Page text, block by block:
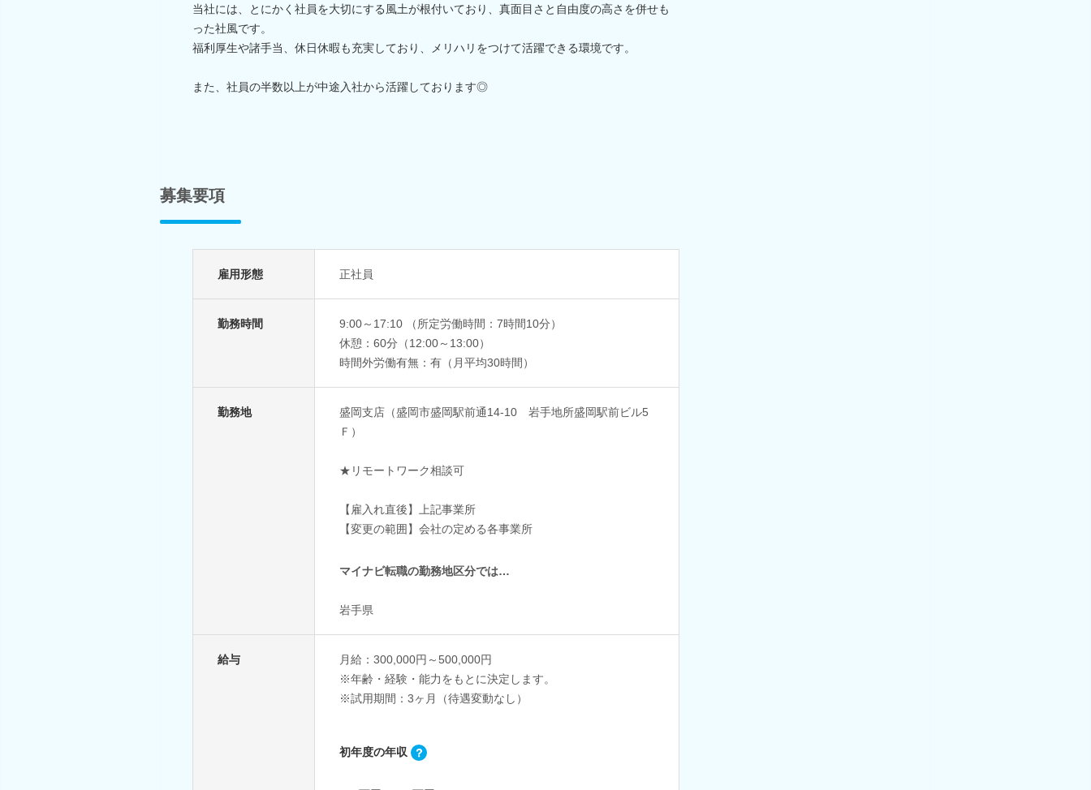
当社には、とにかく社員を大切にする風土が根付いており、真面目さと自由度の高さを併せも
った社風です。
福利厚生や諸手当、休日休暇も充実しており、メリハリをつけて活躍できる環境です。
また、社員の半数以上が中途入社から活躍しております◎
募集要項
雇用形態 正社員
勤務時間
9:00～17:10 （所定労働時間：7時間10分）
休憩：60分（12:00～13:00）
時間外労働有無：有（月平均30時間）
勤務地
盛岡支店（盛岡市盛岡駅前通14-10 岩手地所盛岡駅前ビル5
Ｆ）
★リモートワーク相談可
【雇入れ直後】上記事業所
【変更の範囲】会社の定める各事業所
マイナビ転職の勤務地区分では…
岩手県
給与
月給：300,000円～500,000円
※年齢・経験・能力をもとに決定します。
※試用期間：3ヶ月（待遇変動なし）
初年度の年収